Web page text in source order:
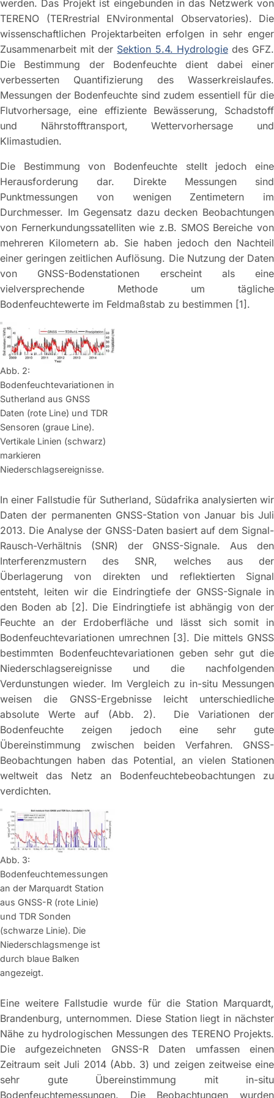
werden. Das Projekt ist eingebunden in das Netzwerk von
TERENO (TERrestrial ENvironmental Observatories). Die
wissenschaftlichen Projektarbeiten erfolgen in sehr enger
Zusammenarbeit mit der Sektion 5.4. Hydrologiedes GFZ.
Die Bestimmung der Bodenfeuchte dient dabei einer
verbesserten Quantifizierung des Wasserkreislaufes.
Messungen der Bodenfeuchte sind zudem essentiell für die
Flutvorhersage, eine effiziente Bewässerung, Schadstoff
und Nährstofftransport, Wettervorhersage und
Klimastudien.
Die Bestimmung von Bodenfeuchte stellt jedoch eine
Herausforderung dar. Direkte Messungen sind
Punktmessungen von wenigen Zentimetern im
Durchmesser. Im Gegensatz dazu decken Beobachtungen
von Fernerkundungssatelliten wie z.B. SMOS Bereiche von
mehreren Kilometern ab. Sie haben jedoch den Nachteil
einer geringen zeitlichen Auflösung. Die Nutzung der Daten
von GNSS-Bodenstationen erscheint als eine
vielversprechende Methode um tägliche
Bodenfeuchtewerte im Feldmaßstab zu bestimmen [1].
Abb. 2:
Bodenfeuchtevariationen in
Sutherland aus GNSS
Daten (rote Line) und TDR
Sensoren (graue Line).
Vertikale Linien (schwarz)
markieren
Niederschlagsereignisse.
In einer Fallstudie für Sutherland, Südafrika analysierten wir
Daten der permanenten GNSS-Station von Januar bis Juli
2013. Die Analyse der GNSS-Daten basiert auf dem Signal-
Rausch-Verhältnis (SNR) der GNSS-Signale. Aus den
Interferenzmustern des SNR, welches aus der
Überlagerung von direkten und reflektierten Signal
entsteht, leiten wir die Eindringtiefe der GNSS-Signale in
den Boden ab [2]. Die Eindringtiefe ist abhängig von der
Feuchte an der Erdoberfläche und lässt sich somit in
Bodenfeuchtevariationen umrechnen [3]. Die mittels GNSS
bestimmten Bodenfeuchtevariationen geben sehr gut die
Niederschlagsereignisse und die nachfolgenden
Verdunstungen wieder. Im Vergleich zu in-situ Messungen
weisen die GNSS-Ergebnisse leicht unterschiedliche
absolute Werte auf (Abb. 2). Die Variationen der
Bodenfeuchte zeigen jedoch eine sehr gute
Übereinstimmung zwischen beiden Verfahren. GNSS-
Beobachtungen haben das Potential, an vielen Stationen
weltweit das Netz an Bodenfeuchtebeobachtungen zu
verdichten.
Abb. 3:
Bodenfeuchtemessungen
an der Marquardt Station
aus GNSS-R (rote Linie)
und TDR Sonden
(schwarze Linie). Die
Niederschlagsmenge ist
durch blaue Balken
angezeigt.
Eine weitere Fallstudie wurde für die Station Marquardt,
Brandenburg, unternommen. Diese Station liegt in nächster
Nähe zu hydrologischen Messungen des TERENO Projekts.
Die aufgezeichneten GNSS-R Daten umfassen einen
Zeitraum seit Juli 2014 (Abb. 3) und zeigen zeitweise eine
sehr gute Übereinstimmung mit in-situ
Bodenfeuchtemessungen. Die Beobachtungen wurden